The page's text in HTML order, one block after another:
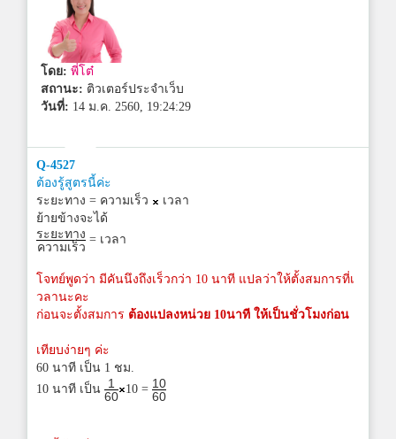
โดย: พี่โต๋
สถานะ: ติวเตอร์ประจำเว็บ
วันที่: 14 ม.ค. 2560, 19:24:29
Q-4527
ต้องรู้สูตรนี้ค่ะ
ระยะทาง = ความเร็ว
เวลา
ย้ายข้างจะได้
ระยะทาง
ความเร็ว
= เวลา
โจทย์พูดว่า มีคันนึงถึงเร็วกว่า 10 นาที แปลว่าให้ตั้งสมการที่เ
วลานะคะ
ก่อนจะตั้งสมการ ต้องแปลงหน่วย 10นาที ให้เป็นชั่วโมงก่อน
เทียบง่ายๆ ค่ะ
60 นาที เป็น 1 ชม.
10 นาที เป็น 1
60
10 = 10
60